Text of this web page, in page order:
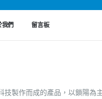
我們 留言板
技製作而成的產品，以鎖陽為